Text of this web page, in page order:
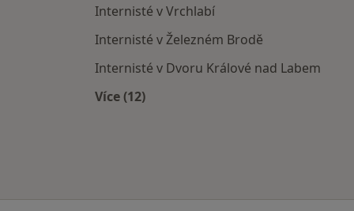
Internisté v Vrchlabí
Internisté v Železném Brodě
Internisté v Dvoru Králové nad Labem
Více (12)